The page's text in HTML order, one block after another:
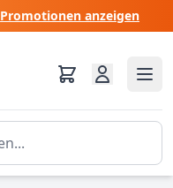
Promotionen anzeigen